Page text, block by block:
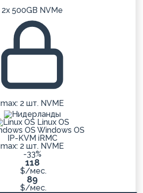
2x 500GB NVMe
max: 2 шт. NVME
Linux OS
Windows OS
IP-KVM iRMC
max: 2 шт. NVME
-33%
118
$/мес.
89
$/мес.